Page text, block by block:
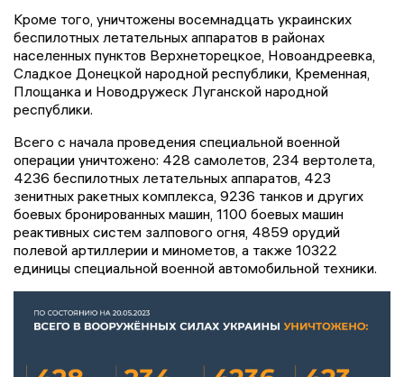
Кроме того, уничтожены восемнадцать украинских
беспилотных летательных аппаратов в районах
населенных пунктов Верхнеторецкое, Новоандреевка,
Сладкое Донецкой народной республики, Кременная,
Площанка и Новодружеск Луганской народной
республики.
Всего с начала проведения специальной военной
операции уничтожено: 428 самолетов, 234 вертолета,
4236 беспилотных летательных аппаратов, 423
зенитных ракетных комплекса, 9236 танков и других
боевых бронированных машин, 1100 боевых машин
реактивных систем залпового огня, 4859 орудий
полевой артиллерии и минометов, а также 10322
единицы специальной военной автомобильной техники.